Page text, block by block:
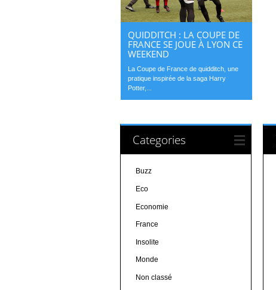
QUIDDITCH : LA COUPE DE
FRANCE SE JOUE À LYON CE
WEEKEND
La Coupe de France de quidditch, une
pratique inspirée de la saga Harry
Potter,...
Categories
Buzz
Eco
Economie
France
Insolite
Monde
Non classé